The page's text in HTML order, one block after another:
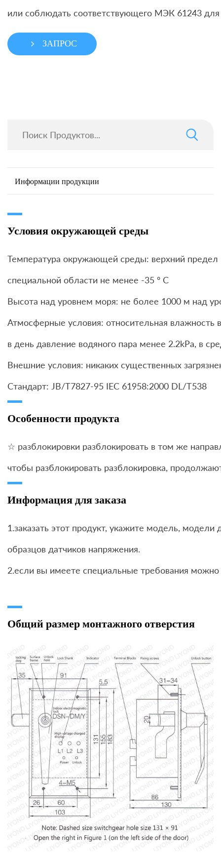
или соблюдать соответствующего МЭК 61243 для
ЗАПРОС
Информации продукции
Условия окружающей среды
Температура окружающей среды: верхний
специальной области не менее -35 º C
Высота над уровнем моря: не более 1000 м над
Атмосферные условия: относительная
в день давление водяного пара менее 2.2kPa, в
Внешние условия: никаких существенных
Стандарт: JB/T7827-95 IEC 61958:2000 DL/T538
Особенности продукта
☆ разблокировки разблокировать в том же
чтобы разблокировать разблокировка,
Информация для заказа
1.заказать этот продукт, укажите модель,
образцов датчиков напряжения.
2.если вы имеете специальные требования можно
Общий размер монтажного отверстия